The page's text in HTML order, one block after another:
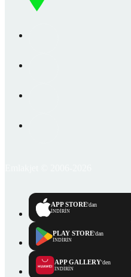
APP STORE'dan
İNDİRİN
PLAY STORE'dan
İNDİRİN
APP GALLERY'den
İNDİRİN